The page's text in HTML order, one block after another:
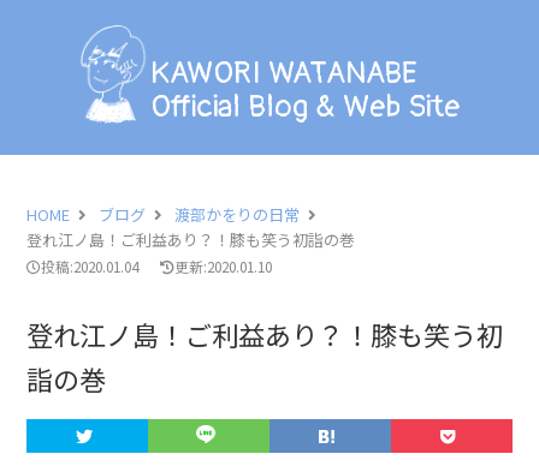
KAWORI WATANABE
Official Blog & Web Site
KAWORI WATANABE
Official Blog & Web Site
BLOG
SCHEDULE
PROFILE
HOME ブログ
渡部かをりの日常
登れ江ノ島！ご利益あり？！膝も笑う初詣の巻
投稿:2020.01.04 更新:2020.01.10
登れ江ノ島！ご利益あり？！膝も笑う初
詣の巻